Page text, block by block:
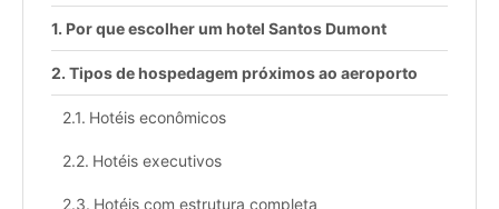
Por que escolher um hotel Santos Dumont
Tipos de hospedagem próximos ao aeroporto
Hotéis econômicos
Hotéis executivos
Hotéis com estrutura completa